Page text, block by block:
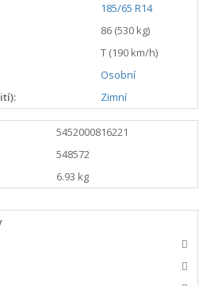
185/65 R14
86 (530 kg)
T (190 km/h)
Osobní
Zimní
5452000816221
548572
6.93 kg